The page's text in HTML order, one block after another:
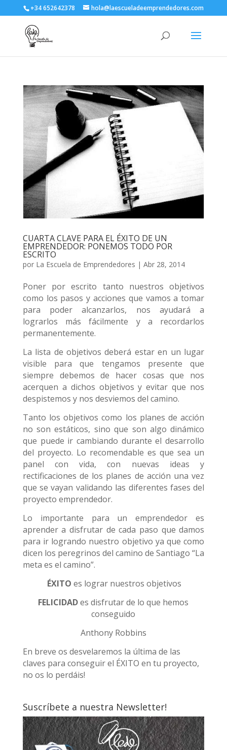
+34 652642378 hola@laescueladeemprendedores.com
CUARTA CLAVE PARA EL ÉXITO DE UN
EMPRENDEDOR: PONEMOS TODO POR
ESCRITO
por La Escuela de Emprendedores | Abr 28, 2014
Poner por escrito tanto nuestros objetivos
como los pasos y acciones que vamos a tomar
para poder alcanzarlos, nos ayudará a
lograrlos más fácilmente y a recordarlos
permanentemente.
La lista de objetivos deberá estar en un lugar
visible para que tengamos presente que
siempre debemos de hacer cosas que nos
acerquen a dichos objetivos y evitar que nos
despistemos y nos desviemos del camino.
Tanto los objetivos como los planes de acción
no son estáticos, sino que son algo dinámico
que puede ir cambiando durante el desarrollo
del proyecto. Lo recomendable es que sea un
panel con vida, con nuevas ideas y
rectificaciones de los planes de acción una vez
que se vayan validando las diferentes fases del
proyecto emprendedor.
Lo importante para un emprendedor es
aprender a disfrutar de cada paso que damos
para ir logrando nuestro objetivo ya que como
dicen los peregrinos del camino de Santiago “La
meta es el camino”.
ÉXITO es lograr nuestros objetivos
FELICIDADes disfrutar de lo que hemos
conseguido
Anthony Robbins
En breve os desvelaremos la última de las
claves para conseguir el ÉXITO en tu proyecto,
no os lo perdáis!
Suscríbete a nuestra Newsletter!